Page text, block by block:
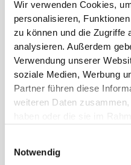
Wir verwenden Cookies,
personalisieren,
zu können und die Zugriffe
analysieren. Außerdem
Verwendung unserer
soziale Medien, Werbung
Partner führen diese
weiteren Daten
Notwendig
€14.99
Barefoot Weightlifting Knee-
High Socken